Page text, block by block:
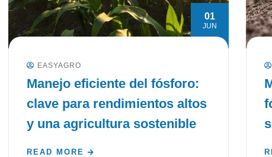
01
JUN
EASYAGRO
Manejo eficiente del fósforo:
clave para rendimientos altos
y una agricultura sostenible
READ MORE